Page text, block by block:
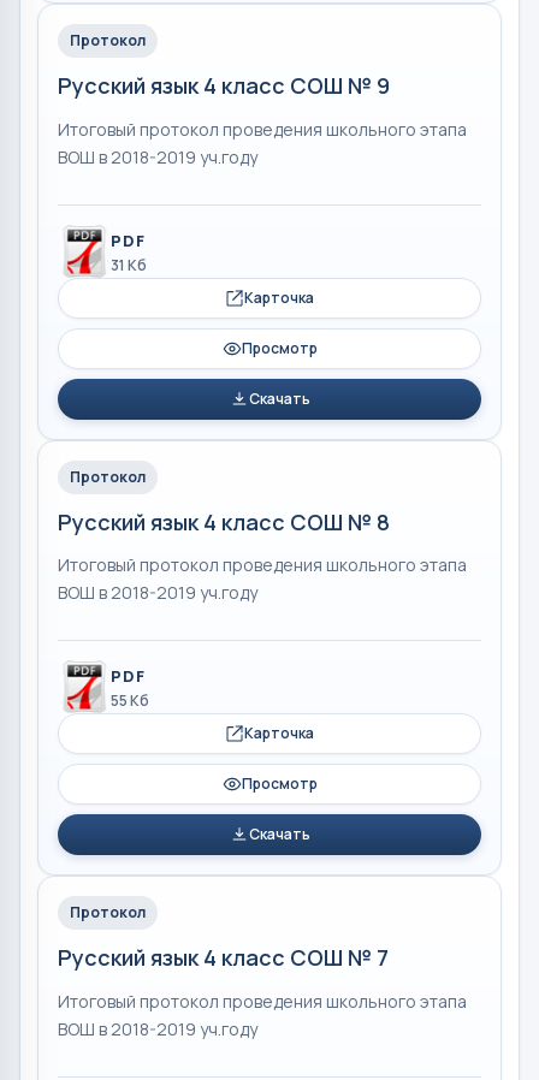
Протокол
Русский язык 4 класс СОШ № 9
Итоговый протокол проведения школьного этапа
ВОШ в 2018-2019 уч.году
PDF
31 Кб
Карточка
Просмотр
Скачать
Протокол
Русский язык 4 класс СОШ № 8
Итоговый протокол проведения школьного этапа
ВОШ в 2018-2019 уч.году
PDF
55 Кб
Карточка
Просмотр
Скачать
Протокол
Русский язык 4 класс СОШ № 7
Итоговый протокол проведения школьного этапа
ВОШ в 2018-2019 уч.году